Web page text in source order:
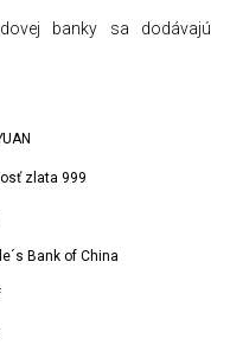
banky sa dodávajú
zlata 999
Bank of China